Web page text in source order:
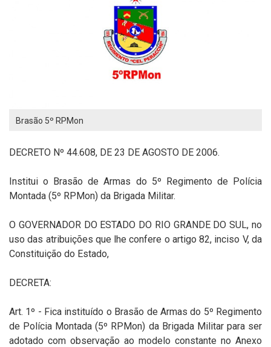
Brasão 5º RPMon
DECRETO Nº 44.608, DE 23 DE AGOSTO DE 2006.
Institui o Brasão de Armas do 5º Regimento de Polícia
Montada (5º RPMon) da Brigada Militar.
O GOVERNADOR DO ESTADO DO RIO GRANDE DO SUL, no
uso das atribuições que lhe confere o artigo 82, inciso V, da
Constituição do Estado,
DECRETA:
Art. 1º - Fica instituído o Brasão de Armas do 5º Regimento
de Polícia Montada (5º RPMon) da Brigada Militar para ser
adotado com observação ao modelo constante no Anexo